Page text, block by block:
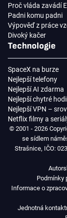
Proč vláda zavádí
Padni komu padni
Výpověď z práce
Divoký kačer
Technologie
SpaceX na burze
Nejlepší telefony
Nejlepší AI zdarma
Nejlepší chytré
Nejlepší VPN –
Netflix filmy a
© 2001 - 2026
se sídlem
Strašnice, IČO:
Podmínky
Informace o
Jednotná